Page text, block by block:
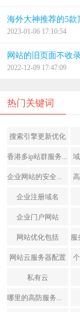
海外大神推荐的5款
2023-01-06 17:10:54
网站的旧页面不收
2022-12-09 17:47:09
热门关键词
搜索引擎更新优化
企业注册域名
企业门户网站
网站优化包括
网站云服务器配置
私有云